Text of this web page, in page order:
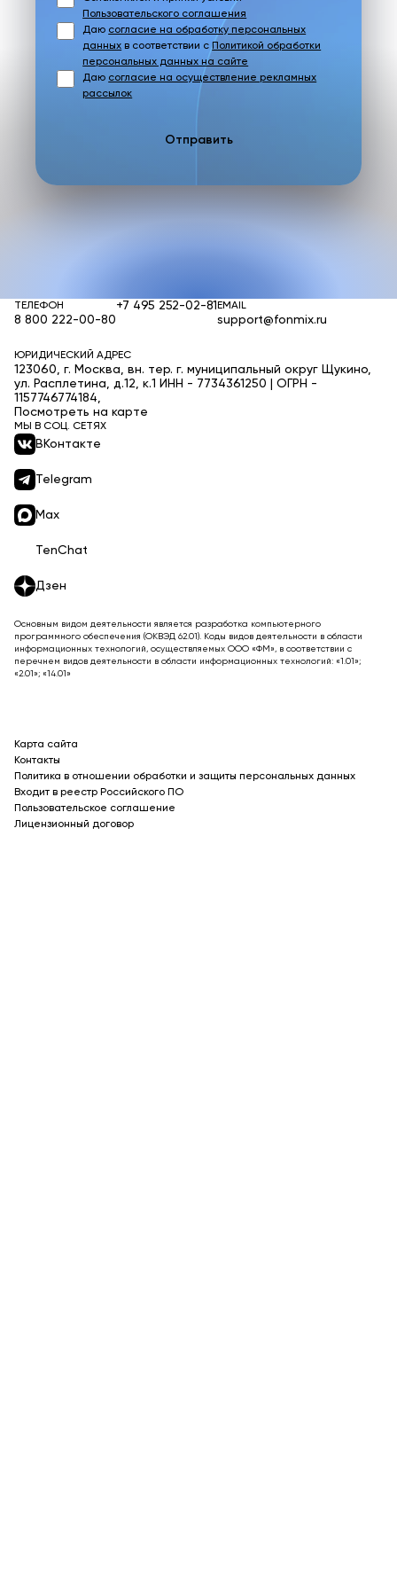
Пользовательского соглашения
Даю согласие на обработку персональных
данных в соответствии сПолитикой обработки
персональных данных на сайте
Даю согласие на осуществление рекламных
рассылок
Отправить
ТЕЛЕФОН
8 800 222-00-80
+7 495 252-02-81 EMAIL
support@fonmix.ru
ЮРИДИЧЕСКИЙ АДРЕС
123060, г. Москва, вн. тер. г. муниципальный округ Щукино,
ул. Расплетина, д.12, к.1 ИНН - 7734361250 | ОГРН -
1157746774184,
Посмотреть на карте
МЫ В СОЦ. СЕТЯХ
ВКонтакте
Telegram
Max
TenChat
Дзен
Основным видом деятельности является разработка компьютерного
программного обеспечения (ОКВЭД 62.01). Коды видов деятельности в области
информационных технологий, осуществляемых ООО «ФМ», в соответствии с
перечнем видов деятельности в области информационных технологий: «1.01»;
«2.01»; «14.01»
Карта сайта
Контакты
Политика в отношении обработки и защиты персональных данных
Входит в реестр Российского ПО
Пользовательское соглашение
Лицензионный договор